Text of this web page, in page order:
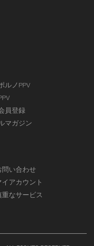
ルノPPV
員登録
マガジン
問い合わせ
イアカウント
重なサービス